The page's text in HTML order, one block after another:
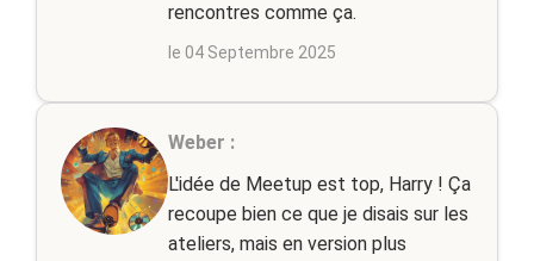
rencontres comme ça.
le 04 Septembre 2025
Weber :
L'idée de Meetup est top, Harry ! Ça
recoupe bien ce que je disais sur les
ateliers, mais en version plus